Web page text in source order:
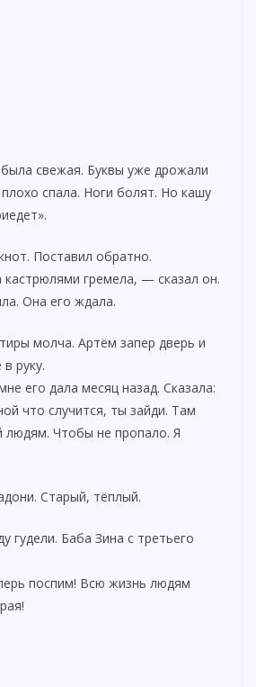
свежая. Буквы уже дрожали
спала. Ноги болят. Но кашу
Поставил обратно.
гремела, — сказал он.
Она его ждала.
молча. Артём запер дверь и
руку.
его дала месяц назад. Сказала:
что случится, ты зайди. Там
людям. Чтобы не пропало. Я
Старый, тёплый.
гудели. Баба Зина с третьего
поспим! Всю жизнь людям